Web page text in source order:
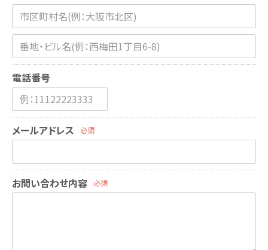
電話番号
メールアドレス 必須
お問い合わせ内容 必須